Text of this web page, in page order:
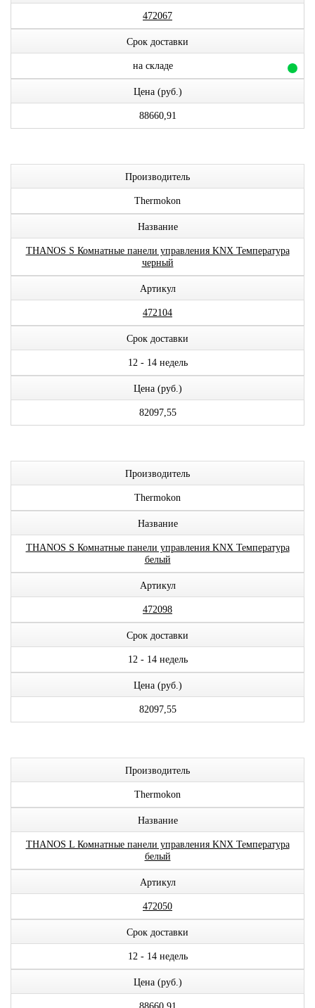
472067
Срок доставки
на складе
Цена (руб.)
88660,91
Производитель
Thermokon
Название
THANOS S Комнатные панели управления KNX Температура
черный
Артикул
472104
Срок доставки
12 - 14 недель
Цена (руб.)
82097,55
Производитель
Thermokon
Название
THANOS S Комнатные панели управления KNX Температура
белый
Артикул
472098
Срок доставки
12 - 14 недель
Цена (руб.)
82097,55
Производитель
Thermokon
Название
THANOS L Комнатные панели управления KNX Температура
белый
Артикул
472050
Срок доставки
12 - 14 недель
Цена (руб.)